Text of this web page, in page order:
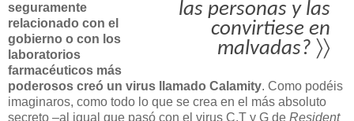
las personas y las
convirtiese en
malvadas? 〉〉
seguramente
relacionado con el
gobierno o con los
laboratorios
farmacéuticos más
poderosos creó un virus llamado Calamity. Como podéis
imaginaros, como todo lo que se crea en el más absoluto
secreto –al igual que pasó con el virus C,T y G de Resident